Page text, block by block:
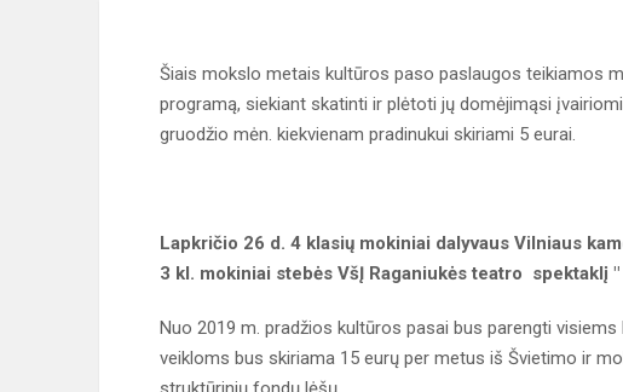
Šiais mokslo metais kultūros paso paslaugos teikiamos
programą, siekiant skatinti ir plėtoti jų domėjimąsi
gruodžio mėn. kiekvienam pradinukui skiriami 5 eurai.
Lapkričio 26 d. 4 klasių mokiniai dalyvaus Vilniaus
3 kl. mokiniai stebės VšĮ Raganiukės teatro spektaklį
Nuo 2019 m. pradžios kultūros pasai bus parengti
veikloms bus skiriama 15 eurų per metus iš Švietimo ir